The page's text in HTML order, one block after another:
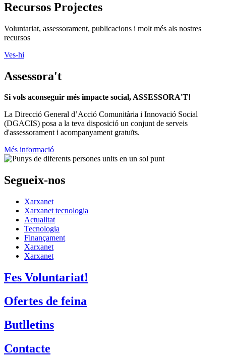
Recursos Projectes
Voluntariat, assessorament, publicacions i molt més als nostres
recursos
Ves-hi
Assessora't
Si vols aconseguir més impacte social, ASSESSORA'T!
La Direcció General d’Acció Comunitària i Innovació Social
(DGACIS) posa a la teva disposició un conjunt de serveis
d'assessorament i acompanyament gratuïts.
Més informació
Segueix-nos
Xarxanet
Xarxanet tecnologia
Actualitat
Tecnologia
Finançament
Xarxanet
Xarxanet
Fes Voluntariat!
Ofertes de feina
Butlletins
Contacte